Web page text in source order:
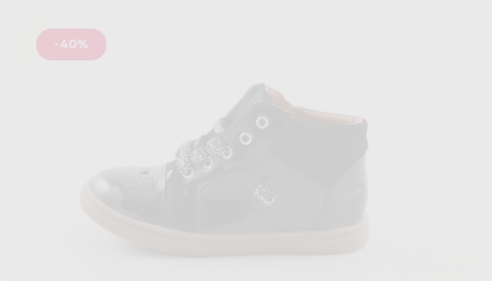
-40%